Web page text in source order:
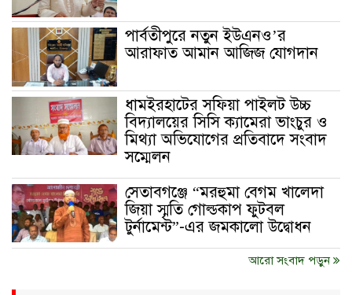
পার্বতীপুরে নতুন ইউএনও’র
আরাফাত আমান আজিজ যোগদান
ধামইরহাটের সফিয়া পাইলট উচ্চ
বিদ্যালয়ের সিসি ক্যামেরা ভাংচুর ও
মিথ্যা অভিযোগের প্রতিবাদে সংবাদ
সম্মেলন
সেতাবগঞ্জে “মরহুমা বেগম খালেদা
জিয়া স্মৃতি গোল্ডকাপ ফুটবল
টুর্নামেন্ট”-এর জমকালো উদ্বোধন
আরো সংবাদ পড়ুন